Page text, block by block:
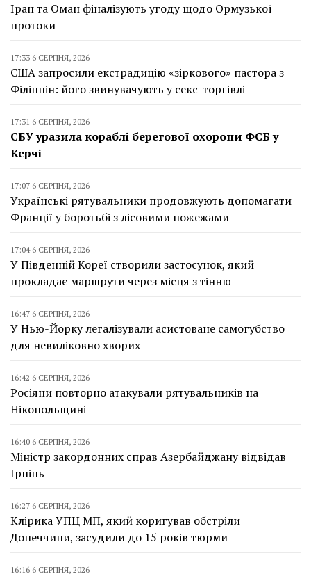
Іран та Оман фіналізують угоду щодо Ормузької
протоки
17:33 6 СЕРПНЯ, 2026
США запросили екстрадицію «зіркового» пастора з
Філіппін: його звинувачують у секс-торгівлі
17:31 6 СЕРПНЯ, 2026
СБУ уразила кораблі берегової охорони ФСБ у
Керчі
17:07 6 СЕРПНЯ, 2026
Українські рятувальники продовжують допомагати
Франції у боротьбі з лісовими пожежами
17:04 6 СЕРПНЯ, 2026
У Південній Кореї створили застосунок, який
прокладає маршрути через місця з тінню
16:47 6 СЕРПНЯ, 2026
У Нью-Йорку легалізували асистоване самогубство
для невиліковно хворих
16:42 6 СЕРПНЯ, 2026
Росіяни повторно атакували рятувальників на
Нікопольщині
16:40 6 СЕРПНЯ, 2026
Міністр закордонних справ Азербайджану відвідав
Ірпінь
16:27 6 СЕРПНЯ, 2026
Клірика УПЦ МП, який коригував обстріли
Донеччини, засудили до 15 років тюрми
16:16 6 СЕРПНЯ, 2026